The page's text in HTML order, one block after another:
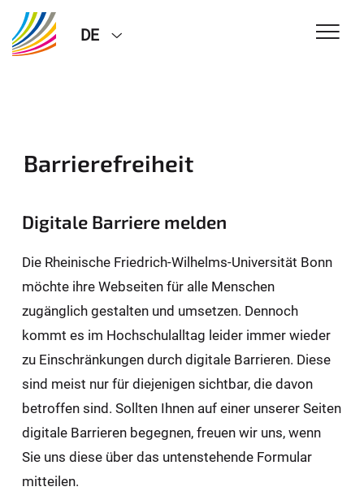
DE
Barrierefreiheit
Digitale Barriere melden
Die Rheinische Friedrich-Wilhelms-Universität Bonn
möchte ihre Webseiten für alle Menschen
zugänglich gestalten und umsetzen. Dennoch
kommt es im Hochschulalltag leider immer wieder
zu Einschränkungen durch digitale Barrieren. Diese
sind meist nur für diejenigen sichtbar, die davon
betroffen sind. Sollten Ihnen auf einer unserer Seiten
digitale Barrieren begegnen, freuen wir uns, wenn
Sie uns diese über das untenstehende Formular
mitteilen.